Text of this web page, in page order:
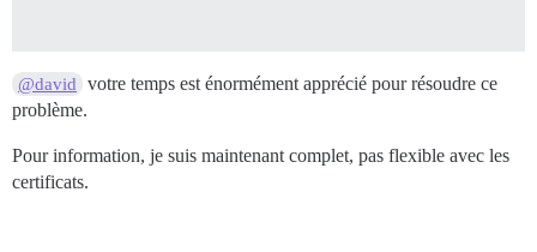
# affiche les heures de liste des fichiers en
  #autoindex_localtime on;
  # exemple de permaliens Wordpress
  #try_files $uri $uri/ /index.php?q=$uri&$args;
  # recommandé par Mozilla
ssl_ciphers TLS13-AES-128-GCM-SHA256:TLS13-AES-
  ssl_prefer_server_ciphers   on;
# avant d'activer la ligne HSTS, lisez
@david
votre temps est énormément apprécié pour résoudre ce
problème.
Pour information, je suis maintenant complet, pas flexible avec les
certificats.